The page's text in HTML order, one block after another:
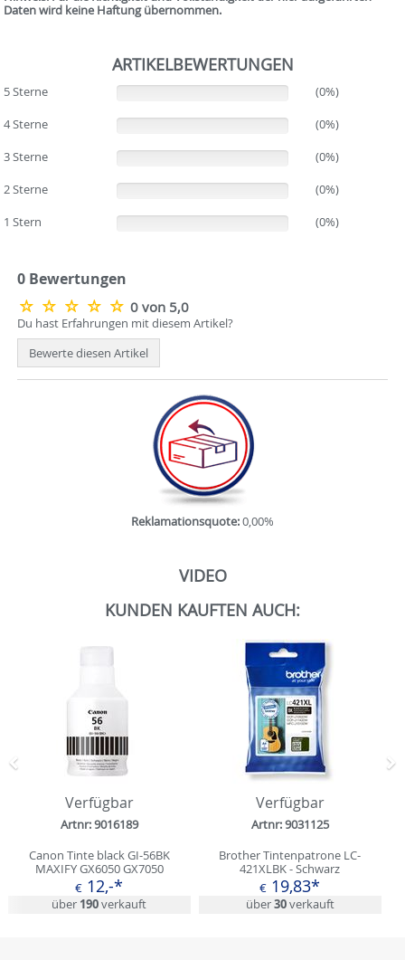
Daten wird keine Haftung übernommen.
ARTIKELBEWERTUNGEN
5 Sterne
(0%)
4 Sterne
(0%)
3 Sterne
(0%)
2 Sterne
(0%)
1 Stern
(0%)
0 Bewertungen
0 von 5,0
Du hast Erfahrungen mit diesem Artikel?
Bewerte diesen Artikel
Reklamationsquote:0,00%
VIDEO
KUNDEN KAUFTEN AUCH:
Verfügbar
Artnr: 9016189
Canon Tinte black GI-56BK
MAXIFY GX6050 GX7050
€ 12,-*
über 190verkauft
Verfügbar
Artnr: 9031125
Brother Tintenpatrone LC-
421XLBK - Schwarz
€ 19,83*
über30verkauft
Zurück